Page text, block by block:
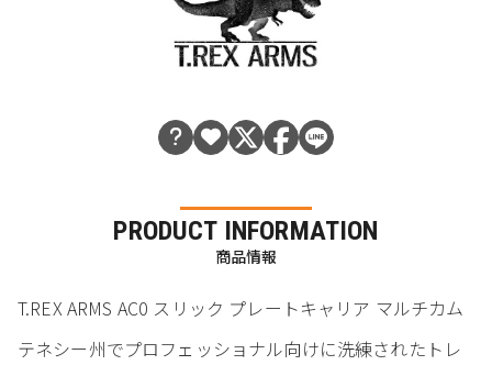
PRODUCT INFORMATION
商品情報
T.REX ARMS AC0 スリック プレートキャリア マルチカム
テネシー州でプロフェッショナル向けに洗練されたトレ